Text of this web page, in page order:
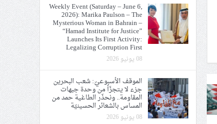
Weekly Event (Saturday – June 6,
2026): Marika Paulson – The
Mysterious Woman in Bahrain –
“Hamad Institute for Justice”
Launches Its First Activity:
Legalizing Corruption First
08 يونيو 2026
الموقف الأسبوعيّ: شعب البحرين
جزء لا يتجزّأ من وحدة جبهات
المقاومة.. ونحذّر الطاغية حمد من
المساس بالشعائر الحسينيّة
08 يونيو 2026